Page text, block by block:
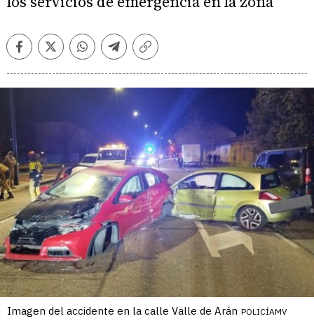
FacebookTwitterWhatsappTelegramCopiar
Imagen del accidente en la calle Valle de Arán POLICÍAMV